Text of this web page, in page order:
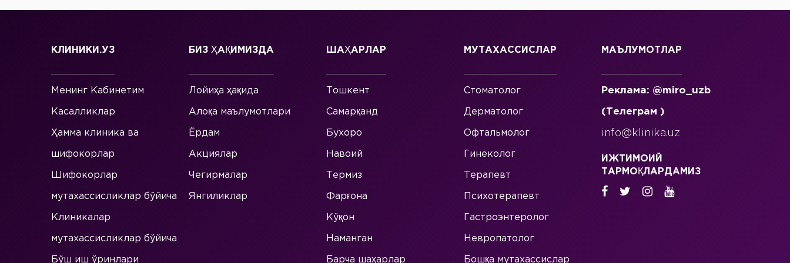
КЛИНИКИ.УЗ
Менинг Кабинетим
Касалликлар
Ҳамма клиника ва
шифокорлар
Шифокорлар
мутахассисликлар бўйича
Клиникалар
мутахассисликлар бўйича
Бўш иш ўринлари
БИЗ ҲАҚИМИЗДА
Лойиҳа ҳақида
Алоқа маълумотлари
Ёрдам
Акциялар
Чегирмалар
Янгиликлар
ШАҲАРЛАР
Тошкент
Самарқанд
Бухоро
Навоий
Термиз
Фарғона
Кўқон
Наманган
Барча шаҳарлар
МУТАХАССИСЛАР
Стоматолог
Дерматолог
Офтальмолог
Гинеколог
Терапевт
Психотерапевт
Гастроэнтеролог
Невропатолог
Бошқа мутахассислар
МАЪЛУМОТЛАР
Реклама: @miro_uzb
(Телеграм )
info@klinika.uz
ИЖТИМОИЙ
ТАРМОҚЛАРДАМИЗ